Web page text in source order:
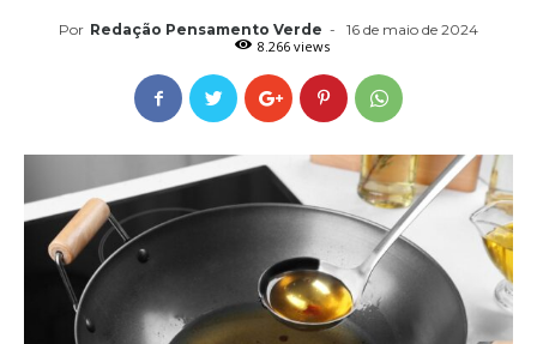
Por Redação Pensamento Verde -
16 de maio de 2024
8.266 views